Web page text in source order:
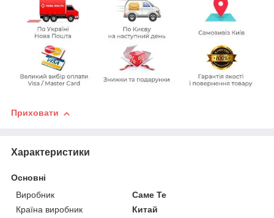
Приховати
Характеристики
Основні
Виробник
Саме Те
Країна виробник
Китай